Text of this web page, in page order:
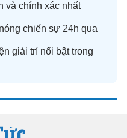
và chính xác nhất
chiến sự 24h qua
giải trí nổi bật trong